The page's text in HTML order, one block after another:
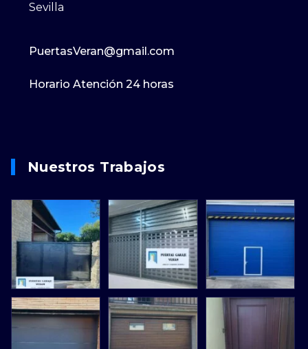
Sevilla
PuertasVeran@gmail.com
Horario Atención 24 horas
Nuestros Trabajos